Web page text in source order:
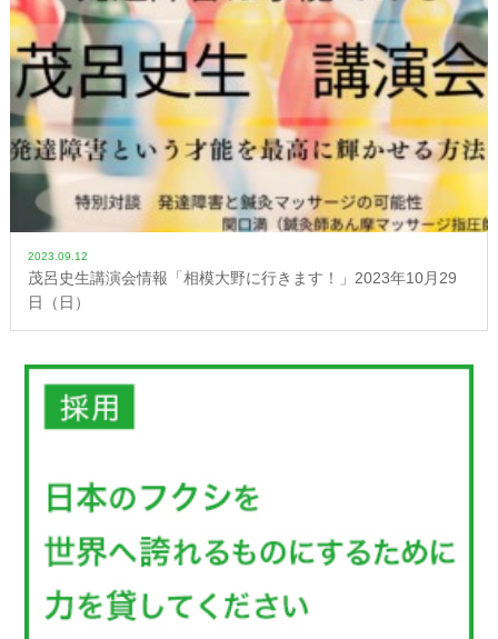
2023.09.12
茂呂史生講演会情報「相模大野に行きます！」2023年10月29
日（日）